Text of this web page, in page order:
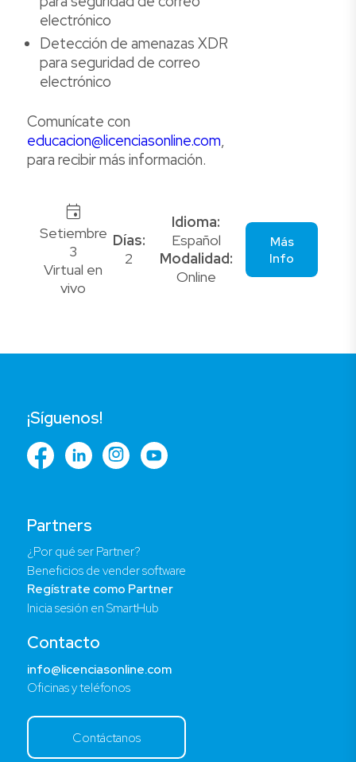
electrónico
Detección de amenazas XDR
para seguridad de correo
electrónico
Comunícate con
educacion@licenciasonline.com,
para recibir más información.
event
Setiembre
3
Virtual en
vivo
Días:
2
Idioma:
Español
Modalidad:
Online
Más
Info
Partners
¿Por qué ser Partner?
Beneficios de vender software
Regístrate como Partner
Inicia sesión en SmartHub
Contacto
info@licenciasonline.com
Oficinas y teléfonos
Contáctanos
¡Síguenos!